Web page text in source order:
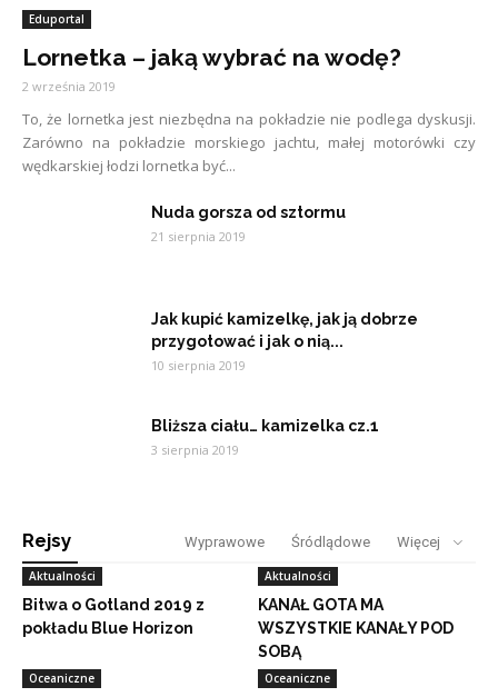
Eduportal
Lornetka – jaką wybrać na wodę?
2 września 2019
To, że lornetka jest niezbędna na pokładzie nie podlega dyskusji.
Zarówno na pokładzie morskiego jachtu, małej motorówki czy
wędkarskiej łodzi lornetka być...
Nuda gorsza od sztormu
21 sierpnia 2019
Jak kupić kamizelkę, jak ją dobrze
przygotować i jak o nią...
10 sierpnia 2019
Bliższa ciału… kamizelka cz.1
3 sierpnia 2019
Rejsy Wyprawowe Śródlądowe Więcej
Aktualności
Bitwa o Gotland 2019 z
pokładu Blue Horizon
Aktualności
KANAŁ GOTA MA
WSZYSTKIE KANAŁY POD
SOBĄ
Oceaniczne Oceaniczne